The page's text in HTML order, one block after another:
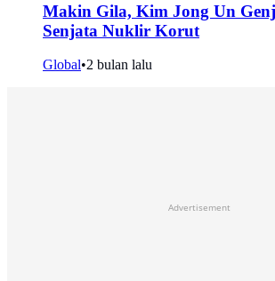
Makin Gila, Kim Jong Un
Senjata Nuklir Korut
Global•2 bulan lalu
Advertisement